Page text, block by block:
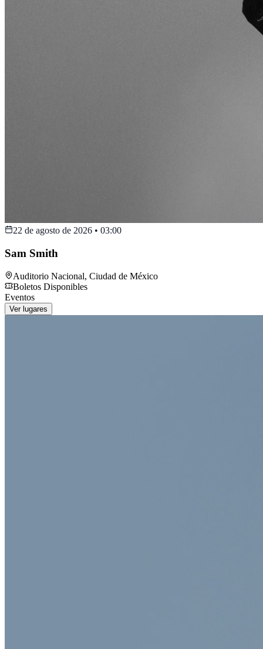
22 de agosto de 2026 • 03:00
Sam Smith
Auditorio Nacional, Ciudad de México
Boletos Disponibles
Eventos
Ver lugares